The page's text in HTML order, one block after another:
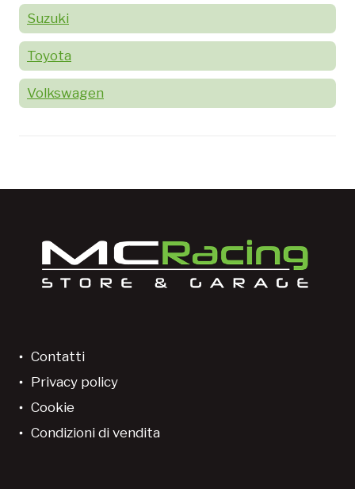
Suzuki
Toyota
Volkswagen
Contatti
Privacy policy
Cookie
Condizioni di vendita